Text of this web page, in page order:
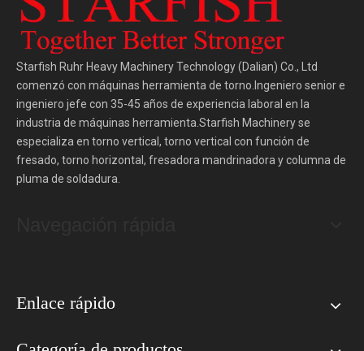
Starfish Ruhr Heavy Machinery Technology (Dalian) Co., Ltd
comenzó con máquinas herramienta de torno.Ingeniero senior e
ingeniero jefe con 35-45 años de experiencia laboral en la
industria de máquinas herramienta.Starfish Machinery se
especializa en torno vertical, torno vertical con función de
fresado, torno horizontal, fresadora mandrinadora y columna de
pluma de soldadura.
Enlace rápido